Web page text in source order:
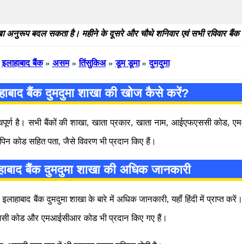
अनुरूप बदल सकता है। महीने के दूसरे और चौथे शनिवार एवं सभी रविवार
इलाहाबाद बैंक » असम » तिंसुकिअ » डूम डूमा » दुमदुमा
बैंक दुमदुमा शाखा की खोज कैसे करें?
है। सभी बैंकों की शाखा, खाता प्रकार, खाता नाम, आईएफएससी कोड,
कोड सहित पता, जैसे विवरण भी प्रदान किए हैं।
बैंक दुमदुमा शाखा की अधिक जानकारी
बैंक दुमदुमा शाखा के बारे में अधिक जानकारी, यहाँ हिंदी में प्राप्त
कोड और एमआईसीआर कोड भी प्रदान किए गए हैं।